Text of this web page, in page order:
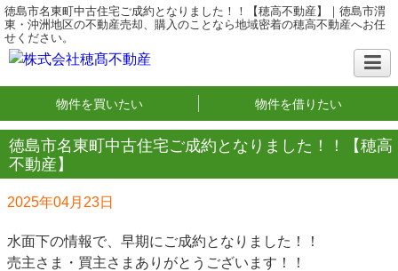
徳島市名東町中古住宅ご成約となりました！！【穂高不動産】｜徳島市渭
東・沖洲地区の不動産売却、購入のことなら地域密着の穂高不動産へお任
せください。
物件を買いたい 物件を借りたい
徳島市名東町中古住宅ご成約となりました！！【穂高
不動産】
2025年04月23日
水面下の情報で、早期にご成約となりました！！
売主さま・買主さまありがとうございます！！